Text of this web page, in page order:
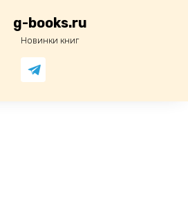
g-books.ru
Новинки книг